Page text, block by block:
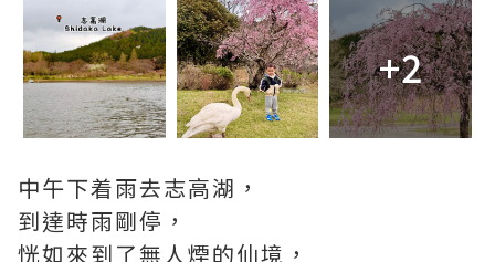
+2
中午下着雨去志高湖，
到達時雨剛停，
恍如來到了無人煙的仙境，